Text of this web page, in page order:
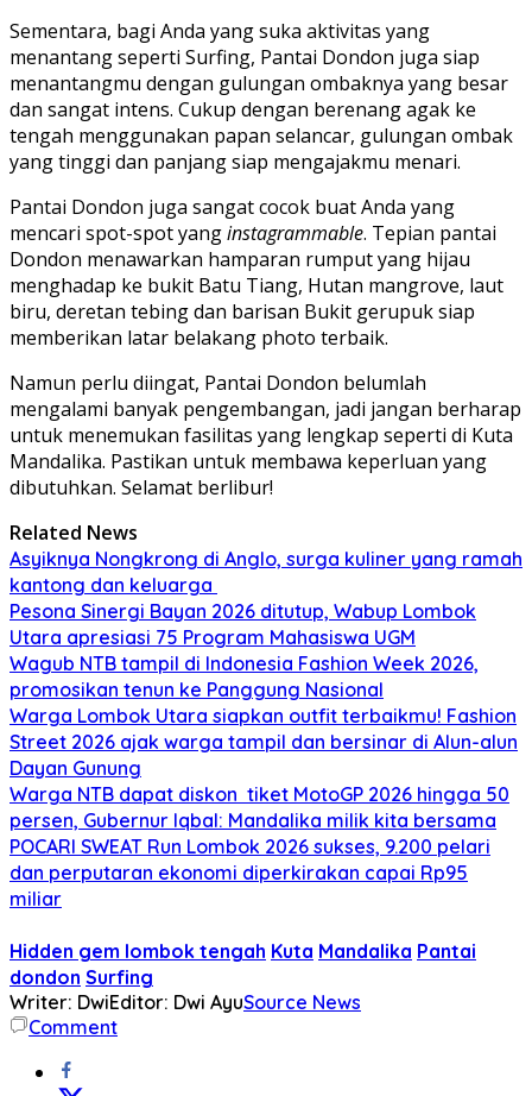
Sementara, bagi Anda yang suka aktivitas yang
menantang seperti Surfing, Pantai Dondon juga siap
menantangmu dengan gulungan ombaknya yang besar
dan sangat intens. Cukup dengan berenang agak ke
tengah menggunakan papan selancar, gulungan ombak
yang tinggi dan panjang siap mengajakmu menari.
Pantai Dondon juga sangat cocok buat Anda yang
mencari spot-spot yanginstagrammable. Tepian pantai
Dondon menawarkan hamparan rumput yang hijau
menghadap ke bukit Batu Tiang, Hutan mangrove, laut
biru, deretan tebing dan barisan Bukit gerupuk siap
memberikan latar belakang photo terbaik.
Namun perlu diingat, Pantai Dondon belumlah
mengalami banyak pengembangan, jadi jangan berharap
untuk menemukan fasilitas yang lengkap seperti di Kuta
Mandalika. Pastikan untuk membawa keperluan yang
dibutuhkan. Selamat berlibur!
Related News
Asyiknya Nongkrong di Anglo, surga kuliner yang ramah
kantong dan keluarga
Pesona Sinergi Bayan 2026 ditutup, Wabup Lombok
Utara apresiasi 75 Program Mahasiswa UGM
Wagub NTB tampil di Indonesia Fashion Week 2026,
promosikan tenun ke Panggung Nasional
Warga Lombok Utara siapkan outfit terbaikmu! Fashion
Street 2026 ajak warga tampil dan bersinar di Alun-alun
Dayan Gunung
Warga NTB dapat diskon tiket MotoGP 2026 hingga 50
persen, Gubernur Iqbal: Mandalika milik kita bersama
POCARI SWEAT Run Lombok 2026 sukses, 9.200 pelari
dan perputaran ekonomi diperkirakan capai Rp95
miliar
Hidden gem lombok tengah Kuta Mandalika Pantai
dondon Surfing
Writer: DwiEditor: Dwi AyuSource News
Comment